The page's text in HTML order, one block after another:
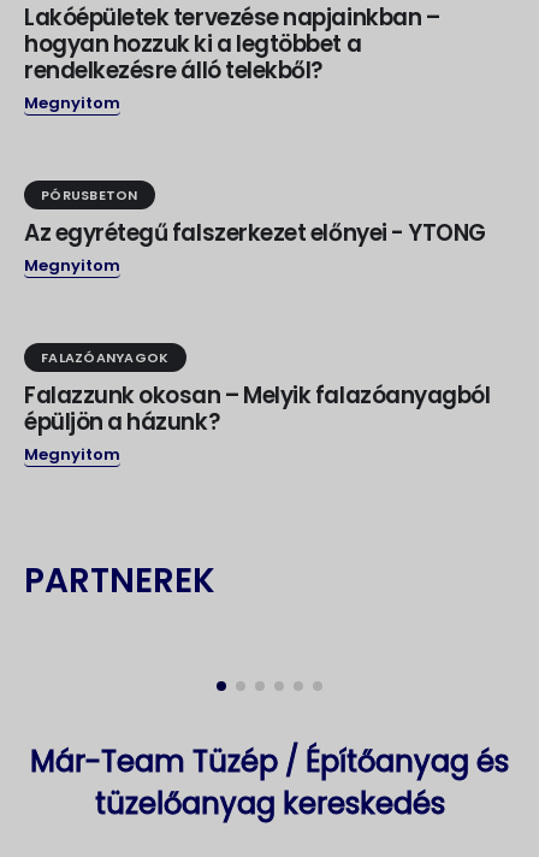
Lakóépületek tervezése napjainkban –
hogyan hozzuk ki a legtöbbet a
rendelkezésre álló telekből?
Megnyitom
PÓRUSBETON
Az egyrétegű falszerkezet előnyei - YTONG
Megnyitom
FALAZÓANYAGOK
Falazzunk okosan – Melyik falazóanyagból
épüljön a házunk?
Megnyitom
PARTNEREK
Már-Team Tüzép / Építőanyag és
tüzelőanyag kereskedés